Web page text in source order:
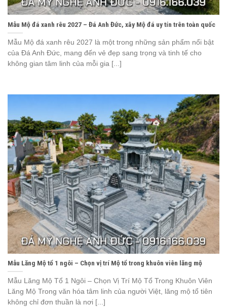
Mẫu Mộ đá xanh rêu 2027 – Đá Anh Đức, xây Mộ đá uy tín trên toàn quốc
Mẫu Mộ đá xanh rêu 2027 là một trong những sản phẩm nổi bật
của Đá Anh Đức, mang đến vẻ đẹp sang trọng và tinh tế cho
không gian tâm linh của mỗi gia [...]
Mẫu Lăng Mộ tổ 1 ngôi – Chọn vị trí Mộ tổ trong khuôn viên lăng mộ
Mẫu Lăng Mộ Tổ 1 Ngôi – Chọn Vị Trí Mộ Tổ Trong Khuôn Viên
Lăng Mộ Trong văn hóa tâm linh của người Việt, lăng mộ tổ tiên
không chỉ đơn thuần là nơi [...]